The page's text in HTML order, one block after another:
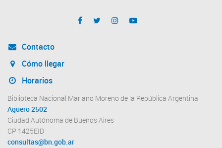
Contacto
Cómo llegar
Horarios
Biblioteca Nacional Mariano Moreno de la República Argentina
Agüero 2502
Ciudad Autónoma de Buenos Aires
CP 1425EID
consultas@bn.gob.ar